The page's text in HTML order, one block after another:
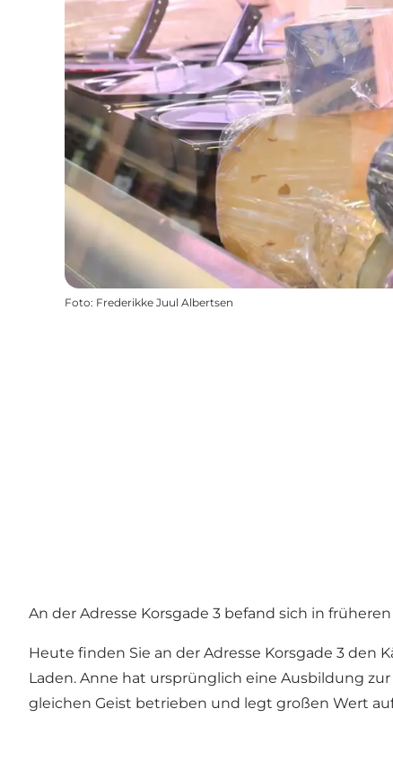
Foto: Frederikke Juul Albertsen
An der Adresse Korsgade 3 befand sich in
Heute finden Sie an der Adresse Korsgade 3 den
Laden. Anne hat ursprünglich eine Ausbildung
gleichen Geist betrieben und legt großen Wert